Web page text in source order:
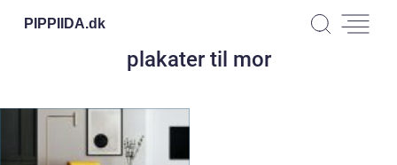
PIPPIIDA.dk
plakater til mor